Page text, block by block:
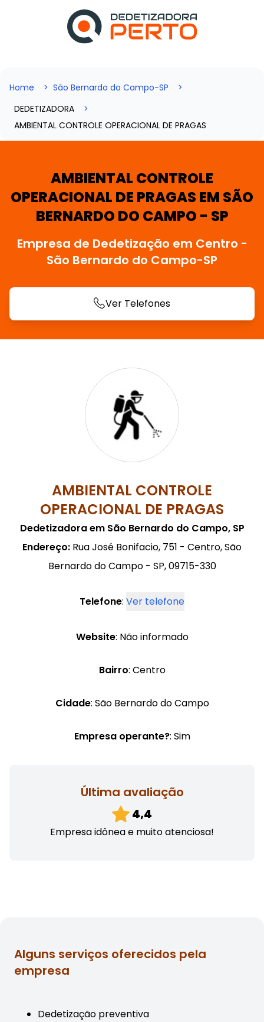
Home
São Bernardo do Campo-SP
DEDETIZADORA
AMBIENTAL CONTROLE OPERACIONAL DE PRAGAS
AMBIENTAL CONTROLE
OPERACIONAL DE PRAGAS EM SÃO
BERNARDO DO CAMPO - SP
Empresa de Dedetização em Centro -
São Bernardo do Campo-SP
Ver Telefones
AMBIENTAL CONTROLE
OPERACIONAL DE PRAGAS
Dedetizadora em São Bernardo do Campo, SP
Endereço: Rua José Bonifacio, 751 - Centro, São
Bernardo do Campo - SP, 09715-330
Telefone: Ver telefone
Website: Não informado
Bairro: Centro
Cidade: São Bernardo do Campo
Empresa operante?: Sim
Última avaliação
4,4
Empresa idônea e muito atenciosa!
Alguns serviços oferecidos pela
empresa
Dedetização preventiva